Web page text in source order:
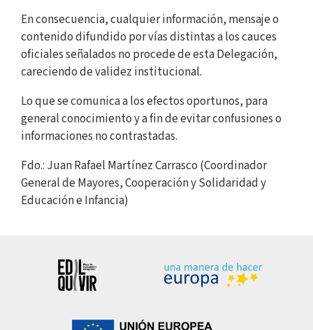
En consecuencia, cualquier información, mensaje o
contenido difundido por vías distintas a los cauces
oficiales señalados no procede de esta Delegación,
careciendo de validez institucional.
Lo que se comunica a los efectos oportunos, para
general conocimiento y a fin de evitar confusiones o
informaciones no contrastadas.
Fdo.: Juan Rafael Martínez Carrasco (Coordinador
General de Mayores, Cooperación y Solidaridad y
Educación e Infancia)